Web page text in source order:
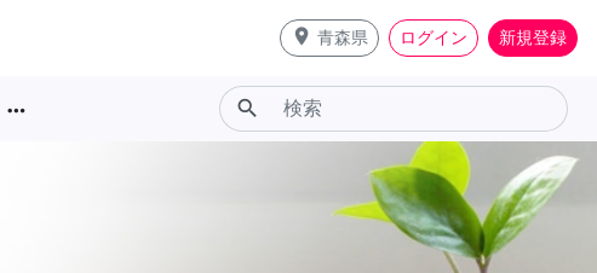
place 青森県 ログイン 新規登録
more_horiz search